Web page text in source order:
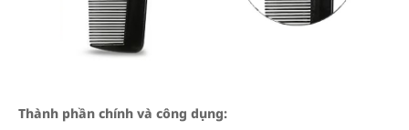
Thành phần chính và công dụng: